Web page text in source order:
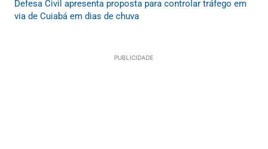
Defesa Civil apresenta proposta para controlar tráfego em
via de Cuiabá em dias de chuva
PUBLICIDADE